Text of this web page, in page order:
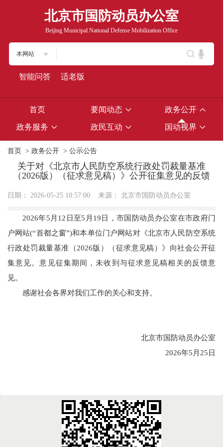
北京市国防动员办公室
Beijing Municipal National Defense Mobilization Office
本网站
智能问答 适老版
首页 要闻动态 政务公开
政务服务 政民互动 国动视界
首页 > 政务公开 > 公示公告
关于对《北京市人民防空系统行政处罚裁量基准
（2026版）（征求意见稿）》公开征集意见的反馈
日期： 2026-05-25 10:57:00 来源： 北京市国防动员办公室
2026年5月12日至5月19日，市国防动员办公室在市政府门
户网站(“首都之窗”)和本单位门户网站对《北京市人民防空系统
行政处罚裁量基准（2026版）（征求意见稿）》向社会公开征
集意见。意见征集期间，未收到与征求意见稿相关的反馈意
见。
感谢社会各界对我们工作的关心和支持。
北京市国防动员办公室
2026年5月25日